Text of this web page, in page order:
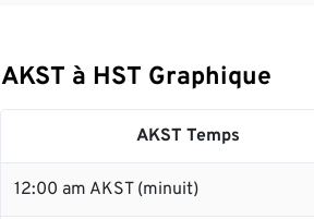
AKST à HST Graphique
AKST Temps
12:00 am AKST (minuit)